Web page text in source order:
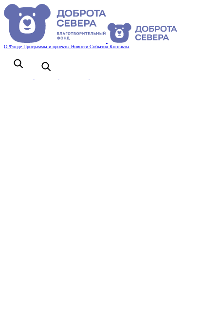
О Фонде Программы и проекты Новости События Контакты